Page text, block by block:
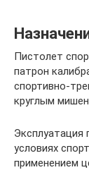
Пистолет
патрон
спортивно-
круглым
Эксплуатация
условиях
применением